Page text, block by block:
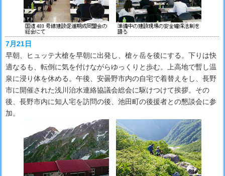
7月21日
早朝、ヒュッテ大槍を早朝に出発し、槍ヶ岳を後にする。下りは快
適なるも、転倒に気を付けながらゆっくりと歩む。上高地で暫し温
泉に浸り体を休める。午後、安曇野市内の自宅で着替えをし、長野
市に開催された浅川治水連絡協議会総会に駆けつけて挨拶。その
後、長野市内に知人宅を訪問の後、池田町の後援者との懇談会に参
加。